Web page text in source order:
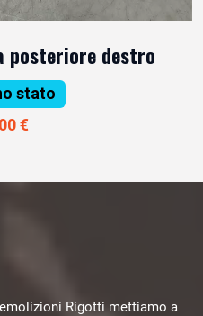
destro
stato
€
Rigotti mettiamo a